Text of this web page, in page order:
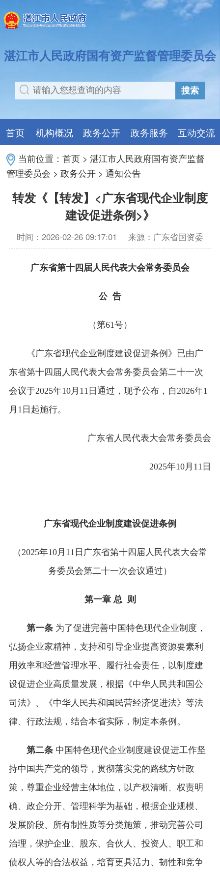
湛江市人民政府国有资产监督管理委员会
搜索
首页 机构概况 政务公开 政务服务 互动交流
当前位置：首页 >湛江市人民政府国有资产监督
管理委员会 >政务公开 >通知公告
转发《【转发】<广东省现代企业制度
建设促进条例>》
时间：2026-02-26 09:17:01 来源：广东省国资委
广东省第十四届人民代表大会常务委员会
公 告
（第61号）
《广东省现代企业制度建设促进条例》已由广
东省第十四届人民代表大会常务委员会第二十一次
会议于2025年10月11日通过，现予公布，自2026年1
月1日起施行。
广东省人民代表大会常务委员会
2025年10月11日
广东省现代企业制度建设促进条例
（2025年10月11日广东省第十四届人民代表大会常
务委员会第二十一次会议通过）
第一章 总 则
第一条为了促进完善中国特色现代企业制度，
弘扬企业家精神，支持和引导企业提高资源要素利
用效率和经营管理水平、履行社会责任，以制度建
设促进企业高质量发展，根据《中华人民共和国公
司法》、《中华人民共和国民营经济促进法》等法
律、行政法规，结合本省实际，制定本条例。
第二条中国特色现代企业制度建设促进工作坚
持中国共产党的领导，贯彻落实党的路线方针政
策，尊重企业经营主体地位，以产权清晰、权责明
确、政企分开、管理科学为基础，根据企业规模、
发展阶段、所有制性质等分类施策，推动完善公司
治理，保护企业、股东、合伙人、投资人、职工和
债权人等的合法权益，培育更具活力、韧性和竞争